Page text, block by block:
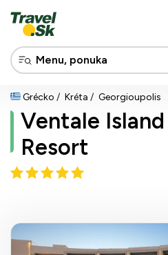
Grécko Kréta Georgioupolis
Ventale
Resort